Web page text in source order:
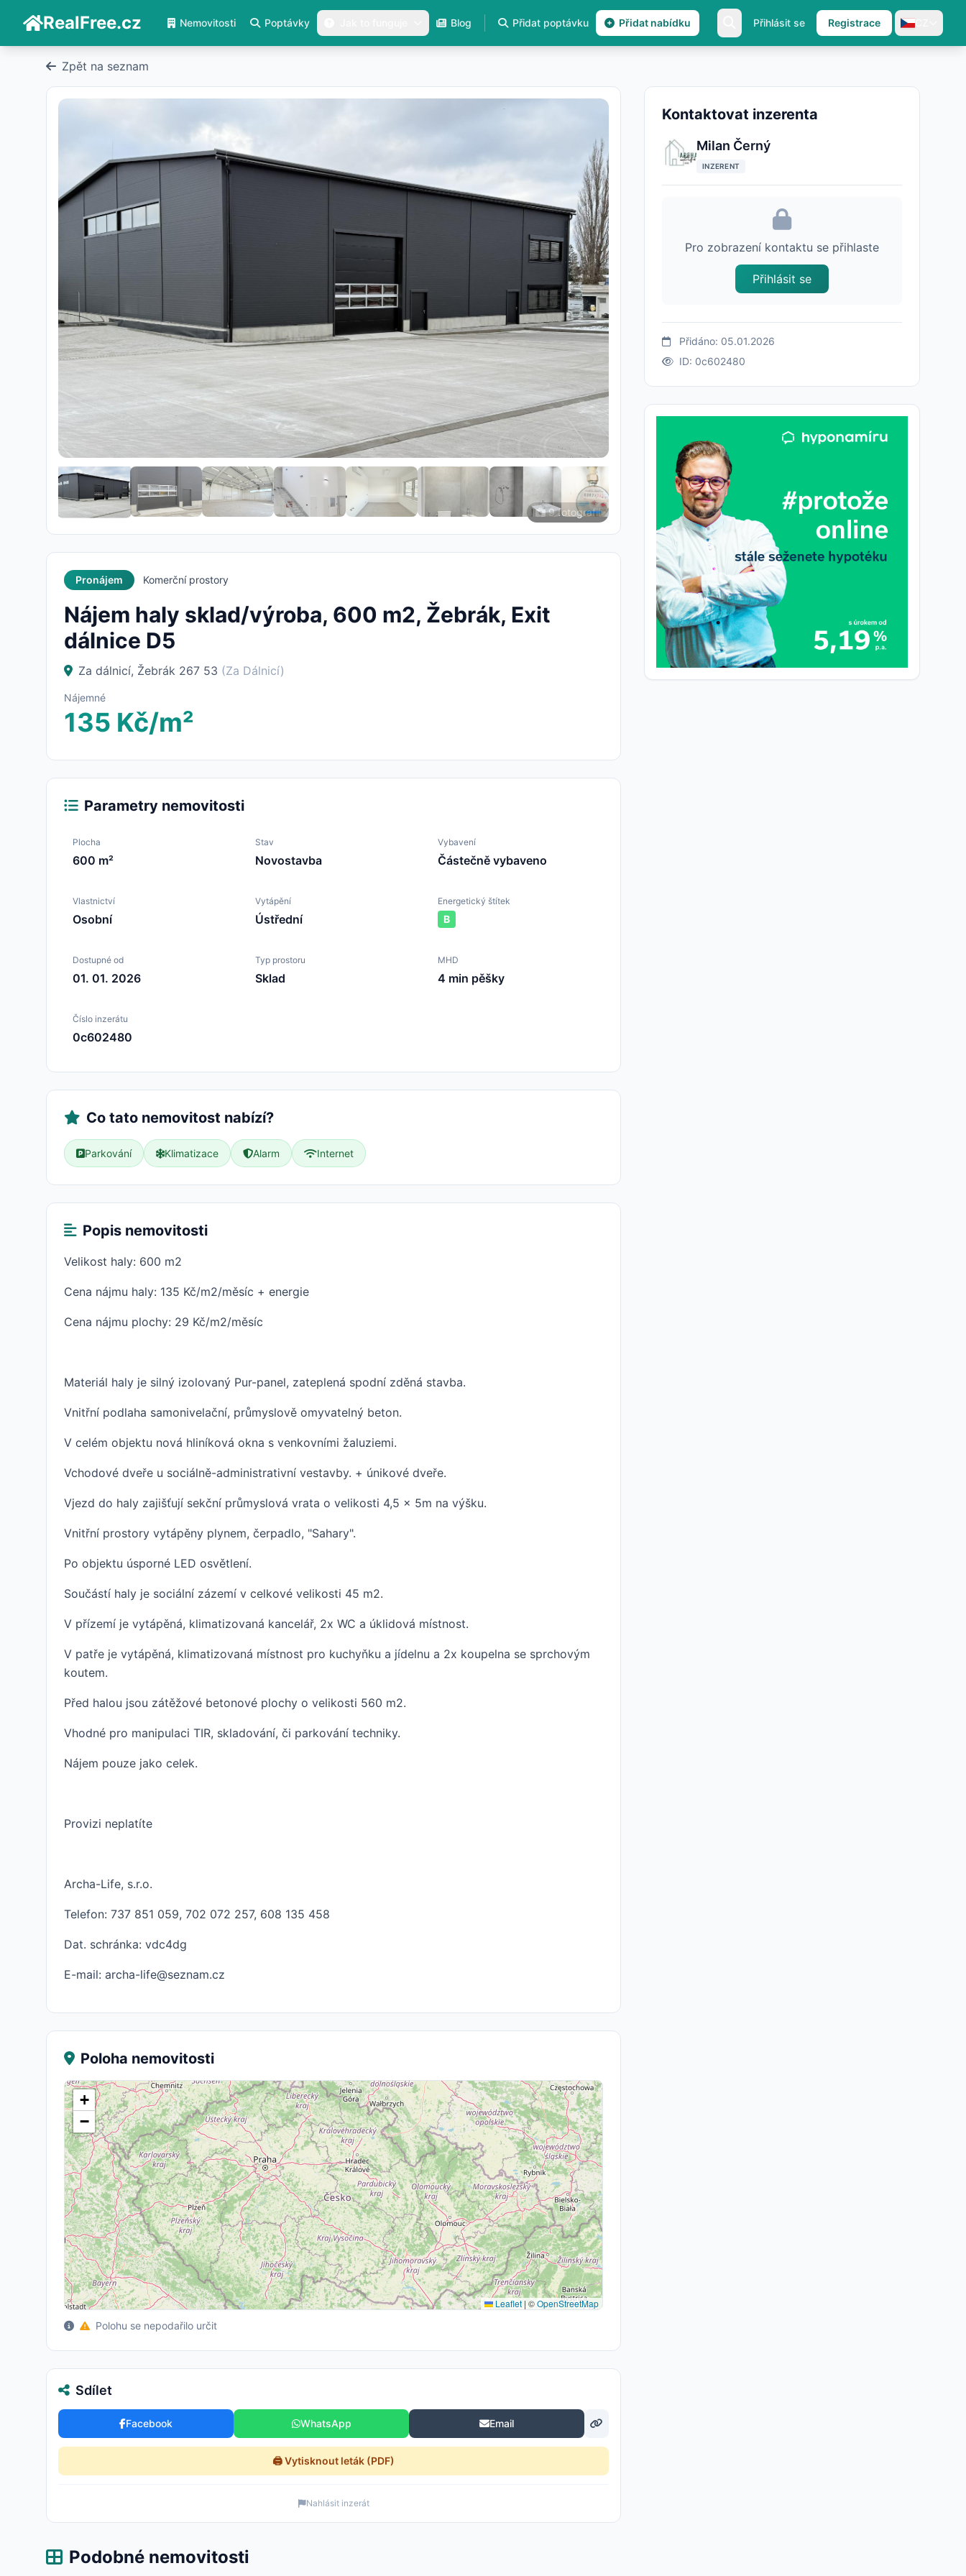
RealFree.cz Nemovitosti Poptávky Blog Přidat poptávku Přidat nabídku Přihlásit se Registrace
Zpět na seznam
9 fotografií
Pronájem Komerční prostory
Nájem haly sklad/výroba, 600 m2, Žebrák, Exit
dálnice D5
Za dálnicí, Žebrák 267 53 (Za Dálnicí)
Nájemné
135 Kč/m²
Parametry nemovitosti
Plocha
600 m²
Stav
Novostavba
Vybavení
Částečně vybaveno
Vlastnictví
Osobní
Vytápění
Ústřední
Energetický štítek
B
Dostupné od
01. 01. 2026
Typ prostoru
Sklad
MHD
4 min pěšky
Číslo inzerátu
0c602480
Co tato nemovitost nabízí?
Parkování Klimatizace Alarm Internet
Popis nemovitosti
Velikost haly: 600 m2
Cena nájmu haly: 135 Kč/m2/měsíc + energie
Cena nájmu plochy: 29 Kč/m2/měsíc
Materiál haly je silný izolovaný Pur-panel, zateplená spodní zděná stavba.
Vnitřní podlaha samonivelační, průmyslově omyvatelný beton.
V celém objektu nová hliníková okna s venkovními žaluziemi.
Vchodové dveře u sociálně-administrativní vestavby. + únikové dveře.
Vjezd do haly zajišťují sekční průmyslová vrata o velikosti 4,5 x 5m na výšku.
Vnitřní prostory vytápěny plynem, čerpadlo, "Sahary".
Po objektu úsporné LED osvětlení.
Součástí haly je sociální zázemí v celkové velikosti 45 m2.
V přízemí je vytápěná, klimatizovaná kancelář, 2x WC a úklidová místnost.
V patře je vytápěná, klimatizovaná místnost pro kuchyňku a jídelnu a 2x koupelna se sprchovým
koutem.
Před halou jsou zátěžové betonové plochy o velikosti 560 m2.
Vhodné pro manipulaci TIR, skladování, či parkování techniky.
Nájem pouze jako celek.
Provizi neplatíte
Archa-Life, s.r.o.
Telefon: 737 851 059, 702 072 257, 608 135 458
Dat. schránka: vdc4dg
E-mail: archa-life@seznam.cz
Poloha nemovitosti
+
−
Leaflet | ©OpenStreetMap
Polohu se nepodařilo určit
Sdílet
Facebook WhatsApp Email
🖨️ Vytisknout leták (PDF)
Nahlásit inzerát
Kontaktovat inzerenta
Milan Černý
INZERENT
Pro zobrazení kontaktu se přihlaste
Přihlásit se
Přidáno: 05.01.2026
ID: 0c602480
Podobné nemovitosti